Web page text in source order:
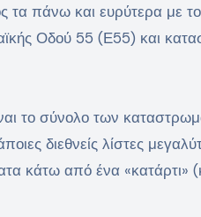
τα πάνω και ευρύτερα με
Οδού 55 (Ε55) και
το σύνολο των
διεθνείς λίστες
κάτω από ένα «κατάρτι»